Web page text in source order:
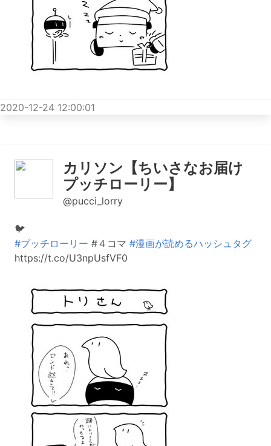
2020-12-24 12:00:01
カリソン【ちいさなお届け
プッチローリー】
@pucci_lorry
🐦
#プッチローリー #４コマ #漫画が読めるハッシュタグ
https://t.co/U3npUsfVF0